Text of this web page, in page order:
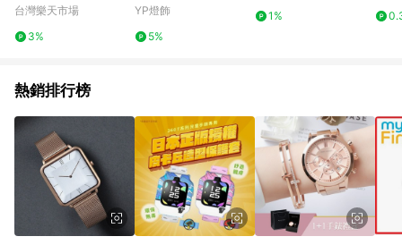
紙-飛艇 宮崎駿 文具用
紅豬
台灣樂天市場
3%
YP燈飾
5%
1%
熱銷排行榜